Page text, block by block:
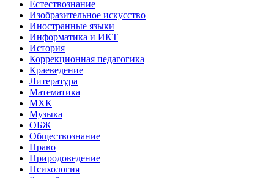
Естествознание
Изобразительное искусство
Иностранные языки
Информатика и ИКТ
История
Коррекционная педагогика
Краеведение
Литература
Математика
МХК
Музыка
ОБЖ
Обществознание
Право
Природоведение
Психология